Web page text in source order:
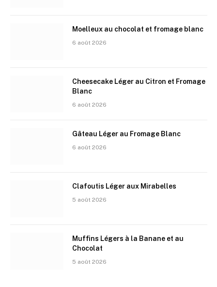
Moelleux au chocolat et fromage blanc
6 août 2026
Cheesecake Léger au Citron et Fromage
Blanc
6 août 2026
Gâteau Léger au Fromage Blanc
6 août 2026
Clafoutis Léger aux Mirabelles
5 août 2026
Muffins Légers à la Banane et au
Chocolat
5 août 2026